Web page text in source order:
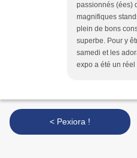
passionnés (ées)
magnifiques
plein de bons
superbe. Pour y
samedi et les
expo a été un réel
< Pexiora !